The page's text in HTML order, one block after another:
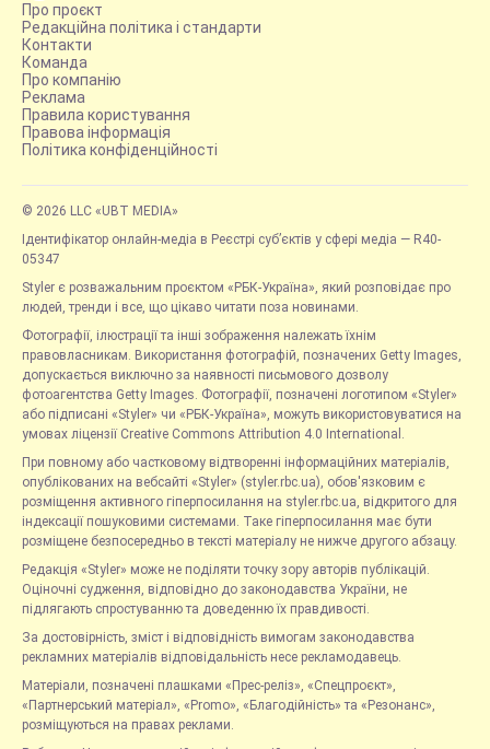
Про проєкт
Редакційна політика і стандарти
Контакти
Команда
Про компанію
Реклама
Правила користування
Правова інформація
Політика конфіденційності
© 2026 LLC «UBT MEDIA»
Ідентифікатор онлайн-медіа в Реєстрі суб’єктів у сфері медіа — R40-
05347
Styler є розважальним проєктом «РБК-Україна», який розповідає про
людей, тренди і все, що цікаво читати поза новинами.
Фотографії, ілюстрації та інші зображення належать їхнім
правовласникам. Використання фотографій, позначених Getty Images,
допускається виключно за наявності письмового дозволу
фотоагентства Getty Images. Фотографії, позначені логотипом «Styler»
або підписані «Styler» чи «РБК-Україна», можуть використовуватися на
умовах ліцензії Creative Commons Attribution 4.0 International.
При повному або частковому відтворенні інформаційних матеріалів,
опублікованих на вебсайті «Styler» (styler.rbc.ua), обов'язковим є
розміщення активного гіперпосилання на styler.rbc.ua, відкритого для
індексації пошуковими системами. Таке гіперпосилання має бути
розміщене безпосередньо в тексті матеріалу не нижче другого абзацу.
Редакція «Styler» може не поділяти точку зору авторів публікацій.
Оціночні судження, відповідно до законодавства України, не
підлягають спростуванню та доведенню їх правдивості.
За достовірність, зміст і відповідність вимогам законодавства
рекламних матеріалів відповідальність несе рекламодавець.
Матеріали, позначені плашками «Прес-реліз», «Спецпроєкт»,
«Партнерський матеріал», «Promo», «Благодійність» та «Резонанс»,
розміщуються на правах реклами.